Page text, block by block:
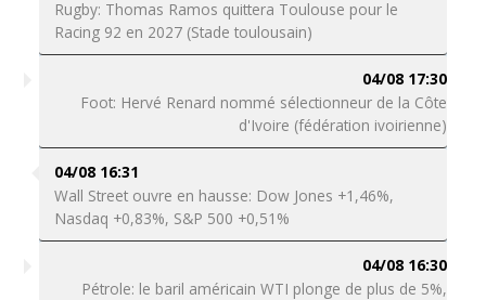
Rugby: Thomas Ramos quittera Toulouse pour le
Racing 92 en 2027 (Stade toulousain)
04/08 17:30
Foot: Hervé Renard nommé sélectionneur de la Côte
d'Ivoire (fédération ivoirienne)
04/08 16:31
Wall Street ouvre en hausse: Dow Jones +1,46%,
Nasdaq +0,83%, S&P 500 +0,51%
04/08 16:30
Pétrole: le baril américain WTI plonge de plus de 5%,